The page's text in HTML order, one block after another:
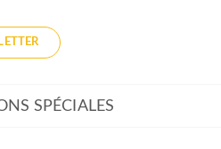
SPÉCIALES